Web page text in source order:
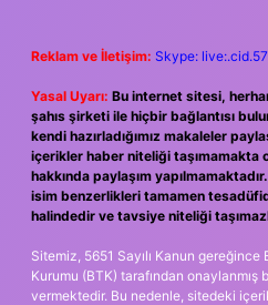
Reklam ve İletişim: Skype:
Yasal Uyarı: Bu internet sitesi,
şahıs şirketi ile hiçbir bağlantısı
kendi hazırladığımız makaleler
içerikler haber niteliği taşımamakta
hakkında paylaşım
isim benzerlikleri tamamen
halindedir ve tavsiye niteliği
Sitemiz, 5651 Sayılı Kanun
Kurumu (BTK) tarafından onaylanmış
vermektedir. Bu nedenle, sitedeki